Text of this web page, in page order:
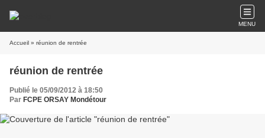
MENU
Accueil » réunion de rentrée
réunion de rentrée
Publié le 05/09/2012 à 18:50
Par FCPE ORSAY Mondétour